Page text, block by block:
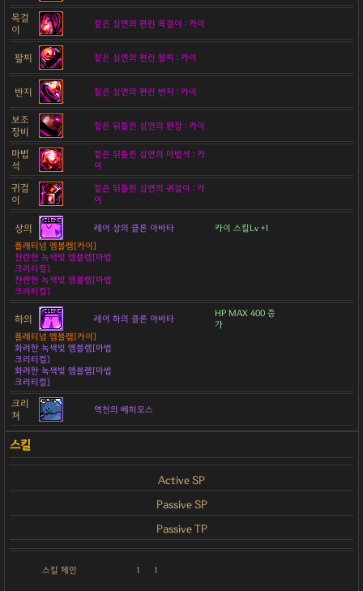
목걸
이
짙은 심연의 편린 목걸이 : 카이
팔찌 짙은 심연의 편린 팔찌 : 카이
반지 짙은 심연의 편린 반지 : 카이
보조
장비
짙은 뒤틀린 심연의 완장 : 카이
마법
석
짙은 뒤틀린 심연의 마법석 : 카
이
귀걸
이
짙은 뒤틀린 심연의 귀걸이 : 카
이
상의 레어 상의 클론 아바타
카이 스킬Lv +1
플래티넘 엠블렘[카이]
찬란한 녹색빛 엠블렘[마법
크리티컬]
찬란한 녹색빛 엠블렘[마법
크리티컬]
하의 레어 하의 클론 아바타
HP MAX 400 증
가
플래티넘 엠블렘[카이]
화려한 녹색빛 엠블렘[마법
크리티컬]
화려한 녹색빛 엠블렘[마법
크리티컬]
크리
쳐
역천의 베히모스
Active SP
Passive SP
Passive TP
스킬 체인 1 1